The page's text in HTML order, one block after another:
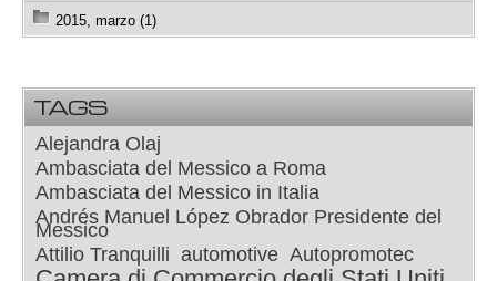
2015, marzo (1)
TAGS
Alejandra Olaj
Ambasciata del Messico a Roma
Ambasciata del Messico in Italia
Andrés Manuel López Obrador Presidente del
Messico
Attilio Tranquilli automotive Autopromotec